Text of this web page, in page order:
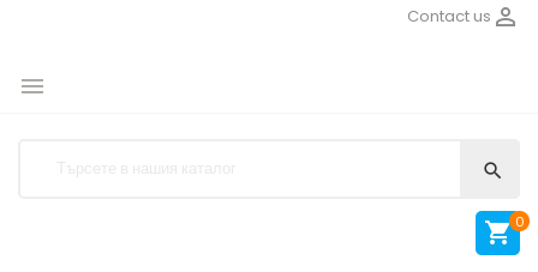

Contact us


 0